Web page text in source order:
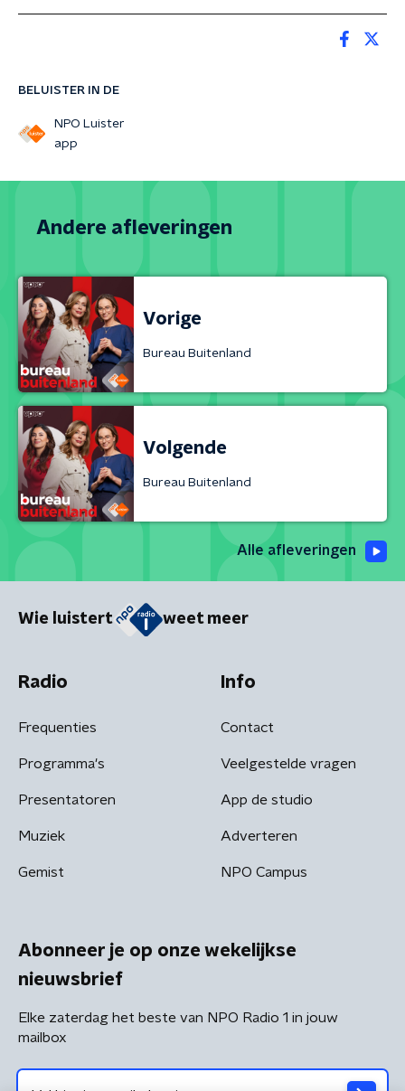
BELUISTER IN DE
NPO Luister
app
Andere afleveringen
Vorige
Bureau Buitenland
Volgende
Bureau Buitenland
Alle afleveringen
Wie luistert weet meer
Radio
Frequenties
Programma's
Presentatoren
Muziek
Gemist
Info
Contact
Veelgestelde vragen
App de studio
Adverteren
NPO Campus
Abonneer je op onze wekelijkse
nieuwsbrief
Elke zaterdag het beste van NPO Radio 1 in jouw
mailbox